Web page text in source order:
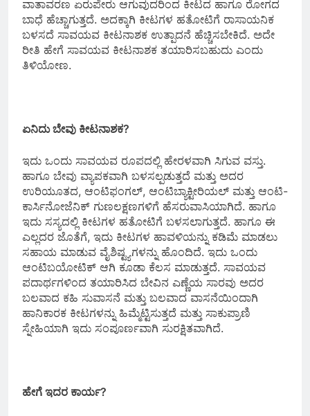
ವಾತಾವರಣ ಏರುಪೇರು ಆಗುವುದರಿಂದ ಕೀಟದ ಹಾಗೂ ರೋಗದ
ಬಾಧೆ ಹೆಚ್ಚಾಗುತ್ತದೆ. ಅದಕ್ಕಾಗಿ ಕೀಟಗಳ ಹತೋಟಿಗೆ ರಾಸಾಯನಿಕ
ಬಳಸದೆ ಸಾವಯವ ಕೀಟನಾಶಕ ಉತ್ಪಾದನೆ ಹೆಚ್ಚಿಸಬೇಕಿದೆ. ಅದೇ
ರೀತಿ ಹೇಗೆ ಸಾವಯವ ಕೀಟನಾಶಕ ತಯಾರಿಸಬಹುದು ಎಂದು
ತಿಳಿಯೋಣ.
ಏನಿದು ಬೇವು ಕೀಟನಾಶಕ?
ಇದು ಒಂದು ಸಾವಯವ ರೂಪದಲ್ಲಿ ಹೇರಳವಾಗಿ ಸಿಗುವ ವಸ್ತು.
ಹಾಗೂ ಬೇವು ವ್ಯಾಪಕವಾಗಿ ಬಳಸಲ್ಪಡುತ್ತದೆ ಮತ್ತು ಅದರ
ಉರಿಯೂತದ, ಆಂಟಿಫಂಗಲ್, ಆಂಟಿಬ್ಯಾಕ್ಟೀರಿಯಲ್ ಮತ್ತು ಆಂಟಿ-
ಕಾರ್ಸಿನೋಜೆನಿಕ್ ಗುಣಲಕ್ಷಣಗಳಿಗೆ ಹೆಸರುವಾಸಿಯಾಗಿದೆ. ಹಾಗೂ
ಇದು ಸಸ್ಯದಲ್ಲಿ ಕೀಟಗಳ ಹತೋಟಿಗೆ ಬಳಸಲಾಗುತ್ತದೆ. ಹಾಗೂ ಈ
ಎಲ್ಲದರ ಜೊತೆಗೆ, ಇದು ಕೀಟಗಳ ಹಾವಳಿಯನ್ನು ಕಡಿಮೆ ಮಾಡಲು
ಸಹಾಯ ಮಾಡುವ ವೈಶಿಷ್ಟ್ಯಗಳನ್ನು ಹೊಂದಿದೆ. ಇದು ಒಂದು
ಆಂಟಿಬಯೋಟಿಕ್ ಆಗಿ ಕೂಡಾ ಕೆಲಸ ಮಾಡುತ್ತದೆ. ಸಾವಯವ
ಪದಾರ್ಥಗಳಿಂದ ತಯಾರಿಸಿದ ಬೇವಿನ ಎಣ್ಣೆಯ ಸಾರವು ಅದರ
ಬಲವಾದ ಕಹಿ ಸುವಾಸನೆ ಮತ್ತು ಬಲವಾದ ವಾಸನೆಯಿಂದಾಗಿ
ಹಾನಿಕಾರಕ ಕೀಟಗಳನ್ನು ಹಿಮ್ಮೆಟ್ಟಿಸುತ್ತದೆ ಮತ್ತು ಸಾಕುಪ್ರಾಣಿ
ಸ್ನೇಹಿಯಾಗಿ ಇದು ಸಂಪೂರ್ಣವಾಗಿ ಸುರಕ್ಷಿತವಾಗಿದೆ.
ಹೇಗೆ ಇದರ ಕಾರ್ಯ?